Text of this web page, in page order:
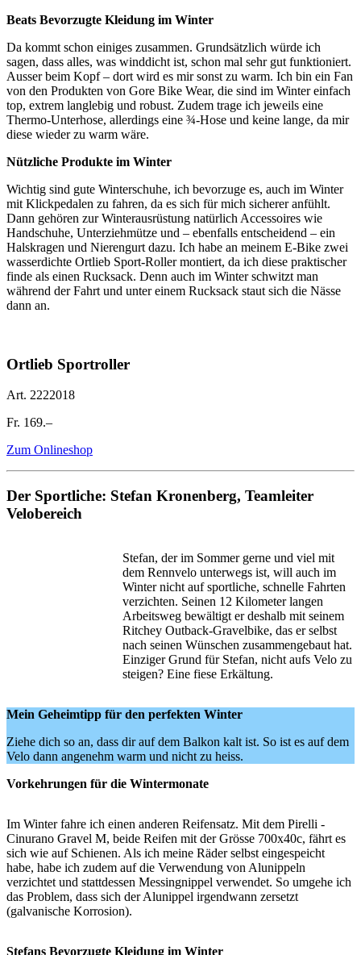
Beats Bevorzugte Kleidung im Winter
Da kommt schon einiges zusammen. Grundsätzlich würde ich
sagen, dass alles, was winddicht ist, schon mal sehr gut funktioniert.
Ausser beim Kopf – dort wird es mir sonst zu warm. Ich bin ein Fan
von den Produkten von Gore Bike Wear, die sind im Winter einfach
top, extrem langlebig und robust. Zudem trage ich jeweils eine
Thermo-Unterhose, allerdings eine ¾-Hose und keine lange, da mir
diese wieder zu warm wäre.
Nützliche Produkte im Winter
Wichtig sind gute Winterschuhe, ich bevorzuge es, auch im Winter
mit Klickpedalen zu fahren, da es sich für mich sicherer anfühlt.
Dann gehören zur Winterausrüstung natürlich Accessoires wie
Handschuhe, Unterziehmütze und – ebenfalls entscheidend – ein
Halskragen und Nierengurt dazu. Ich habe an meinem E-Bike zwei
wasserdichte Ortlieb Sport-Roller montiert, da ich diese praktischer
finde als einen Rucksack. Denn auch im Winter schwitzt man
während der Fahrt und unter einem Rucksack staut sich die Nässe
dann an.
Ortlieb Sportroller
Art. 2222018
Fr. 169.–
Zum Onlineshop
Der Sportliche: Stefan Kronenberg, Teamleiter
Velobereich
Stefan, der im Sommer gerne und viel mit
dem Rennvelo unterwegs ist, will auch im
Winter nicht auf sportliche, schnelle Fahrten
verzichten. Seinen 12 Kilometer langen
Arbeitsweg bewältigt er deshalb mit seinem
Ritchey Outback-Gravelbike, das er selbst
nach seinen Wünschen zusammengebaut hat.
Einziger Grund für Stefan, nicht aufs Velo zu
steigen? Eine fiese Erkältung.
Mein Geheimtipp für den perfekten Winter
Ziehe dich so an, dass dir auf dem Balkon kalt ist. So ist es auf dem
Velo dann angenehm warm und nicht zu heiss.
Vorkehrungen für die Wintermonate
Im Winter fahre ich einen anderen Reifensatz. Mit dem Pirelli ­
Cinurano Gravel M, beide Reifen mit der Grösse 700x40c, fährt es
sich wie auf Schienen. Als ich meine Räder selbst eingespeicht
habe, habe ich zudem auf die Verwendung von Alunippeln
verzichtet und stattdessen Messingnippel verwendet. So umgehe ich
das Problem, dass sich der Alunippel irgendwann zersetzt
(galvanische Korrosion).
Stefans Bevorzugte Kleidung im Winter